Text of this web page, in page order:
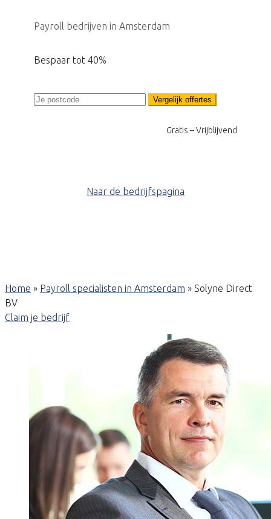
Payroll bedrijven in Amsterdam
Bespaar tot 40%
Vergelijk offertes
Gratis – Vrijblijvend
Naar de bedrijfspagina
Home » Payroll specialisten in Amsterdam » Solyne Direct
BV
Claim je bedrijf